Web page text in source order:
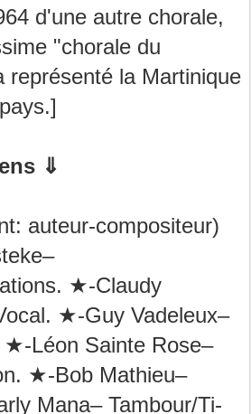
d'une autre chorale,
"chorale du
représenté la Martinique
⇓
auteur-compositeur)
★-Claudy
★-Guy Vadeleux–
Léon Sainte Rose–
★-Bob Mathieu–
Mana– Tambour/Ti-